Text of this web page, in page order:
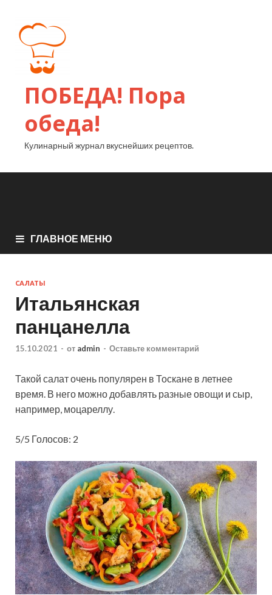
ПОБЕДА! Пора
обеда!
Кулинарный журнал вкуснейших рецептов.
ГЛАВНОЕ МЕНЮ
САЛАТЫ
Итальянская
панцанелла
15.10.2021 - от admin - Оставьте комментарий
Такой салат очень популярен в Тоскане в летнее
время. В него можно добавлять разные овощи и сыр,
например, моцареллу.
5/5 Голосов: 2